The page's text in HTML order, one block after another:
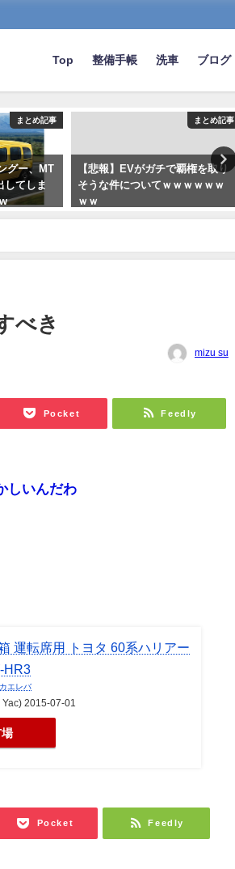
Top 整備手帳 洗車 ブログ
まとめ記事
グー、MT
してしま
まとめ記事
【悲報】EVがガチで覇権を取り
そうな件についてｗｗｗｗｗｗ
ｗｗ
べき
mizu su
Pocket Feedly
しいんだわ
運転席用 トヨタ 60系ハリアー
HR3
カエレバ
2015-07-01
Pocket Feedly